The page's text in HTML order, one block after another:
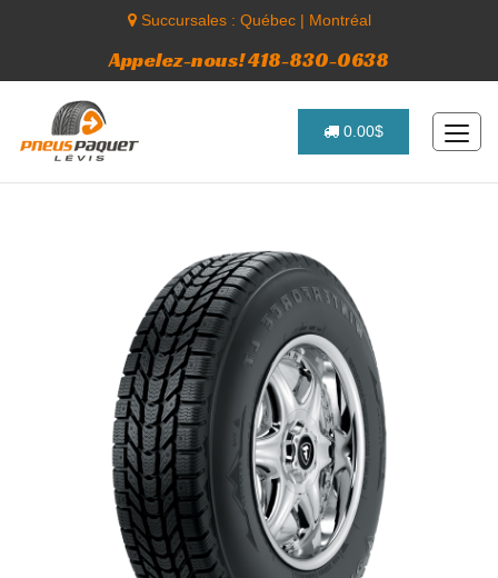
Succursales : Québec| Montréal
Appelez-nous! 418-830-0638
0.00$